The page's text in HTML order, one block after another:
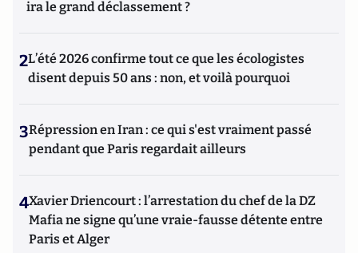
ira le grand déclassement ?
2L’été 2026 confirme tout ce que les écologistes
disent depuis 50 ans : non, et voilà pourquoi
3Répression en Iran : ce qui s'est vraiment passé
pendant que Paris regardait ailleurs
4Xavier Driencourt : l’arrestation du chef de la DZ
Mafia ne signe qu’une vraie-fausse détente entre
Paris et Alger